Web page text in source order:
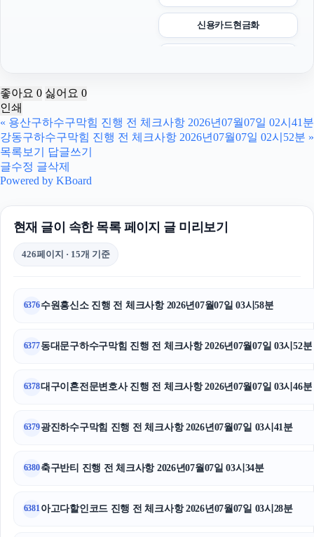
신용카드현금화
이혼상담
수원형사변호사
인스타그램 팔로워 구매
좋아요 0 싫어요 0
인쇄
« 용산구하수구막힘 진행 전 체크사항 2026년07월07일 02시41분
강동구하수구막힘 진행 전 체크사항 2026년07월07일 02시52분 »
목록보기
답글쓰기
글수정 글삭제
Powered by KBoard
현재 글이 속한 목록 페이지 글 미리보기
426페이지 · 15개 기준
6376수원흥신소 진행 전 체크사항 2026년07월07일 03시58분
6377동대문구하수구막힘 진행 전 체크사항 2026년07월07일 03시52분
6378대구이혼전문변호사 진행 전 체크사항 2026년07월07일 03시46분
6379광진하수구막힘 진행 전 체크사항 2026년07월07일 03시41분
6380축구반티 진행 전 체크사항 2026년07월07일 03시34분
6381아고다할인코드 진행 전 체크사항 2026년07월07일 03시28분